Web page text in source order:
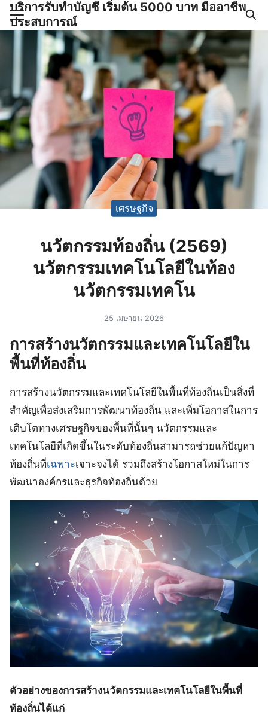
Skip
content
บริการรับทำบัญชี เริ่มต้น 5000 บาท มืออาชีพ
ประสบการณ์
ญชีและภาษีครบวงจร |
Search
เศรษฐกิจ
นวัตกรรมท้องถิ่น (2569)
นวัตกรรมเทคโนโลยีในท้อง
นวัตกรรมเทคโน
25 เมษายน 2026
การสร้างนวัตกรรมและเทคโนโลยีใน
พื้นที่ท้องถิ่น
การสร้างนวัตกรรมและเทคโนโลยีในพื้นที่ท้องถิ่นเป็นสิ่งที่
สำคัญเพื่อส่งเสริมการพัฒนาท้องถิ่น และเพิ่มโอกาสในการ
เติบโตทางเศรษฐกิจของพื้นที่นั้นๆ นวัตกรรมและ
เทคโนโลยีที่เกิดขึ้นในระดับท้องถิ่นสามารถช่วยแก้ปัญหา
ท้องถิ่นที่เฉพาะเจาะจงได้ รวมถึงสร้างโอกาสใหม่ในการ
พัฒนาองค์กรและธุรกิจท้องถิ่นด้วย
ตัวอย่างของการสร้างนวัตกรรมและเทคโนโลยีในพื้นที่
ท้องถิ่นได้แก่